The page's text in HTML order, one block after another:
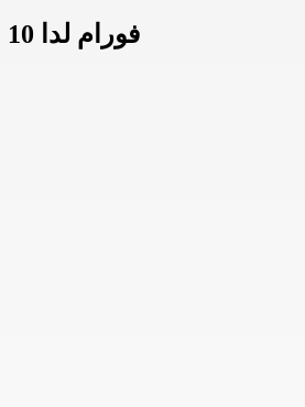
اطلاعات چراغ دکوراتیو دیواری دکوراتیو 6 وات 4M فورام لدا 10